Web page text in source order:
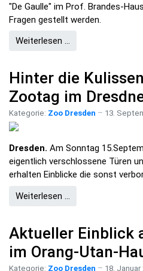
"De Gaulle" im Prof. Brandes-
Fragen gestellt werden.
Weiterlesen …
Hinter die
Zootag im
Kategorie: Zoo Dresden 13.
Dresden. Am Sonntag
eigentlich verschlossene Türen
erhalten Einblicke die sonst
Weiterlesen …
Aktueller Einblick
im Orang-Utan-
Kategorie: Zoo Dresden 18. Januar